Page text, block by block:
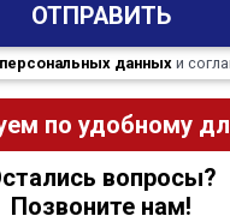
ОТПРАВИТЬ
данныхи
по удобному
вопросы?
Позвоните нам!